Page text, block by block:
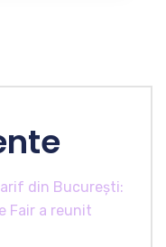
din București:
Fair a reunit